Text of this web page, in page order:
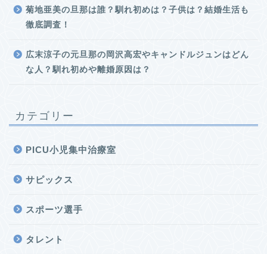
菊地亜美の旦那は誰？馴れ初めは？子供は？結婚生活も
徹底調査！
広末涼子の元旦那の岡沢高宏やキャンドルジュンはどん
な人？馴れ初めや離婚原因は？
カテゴリー
PICU小児集中治療室
サピックス
スポーツ選手
タレント